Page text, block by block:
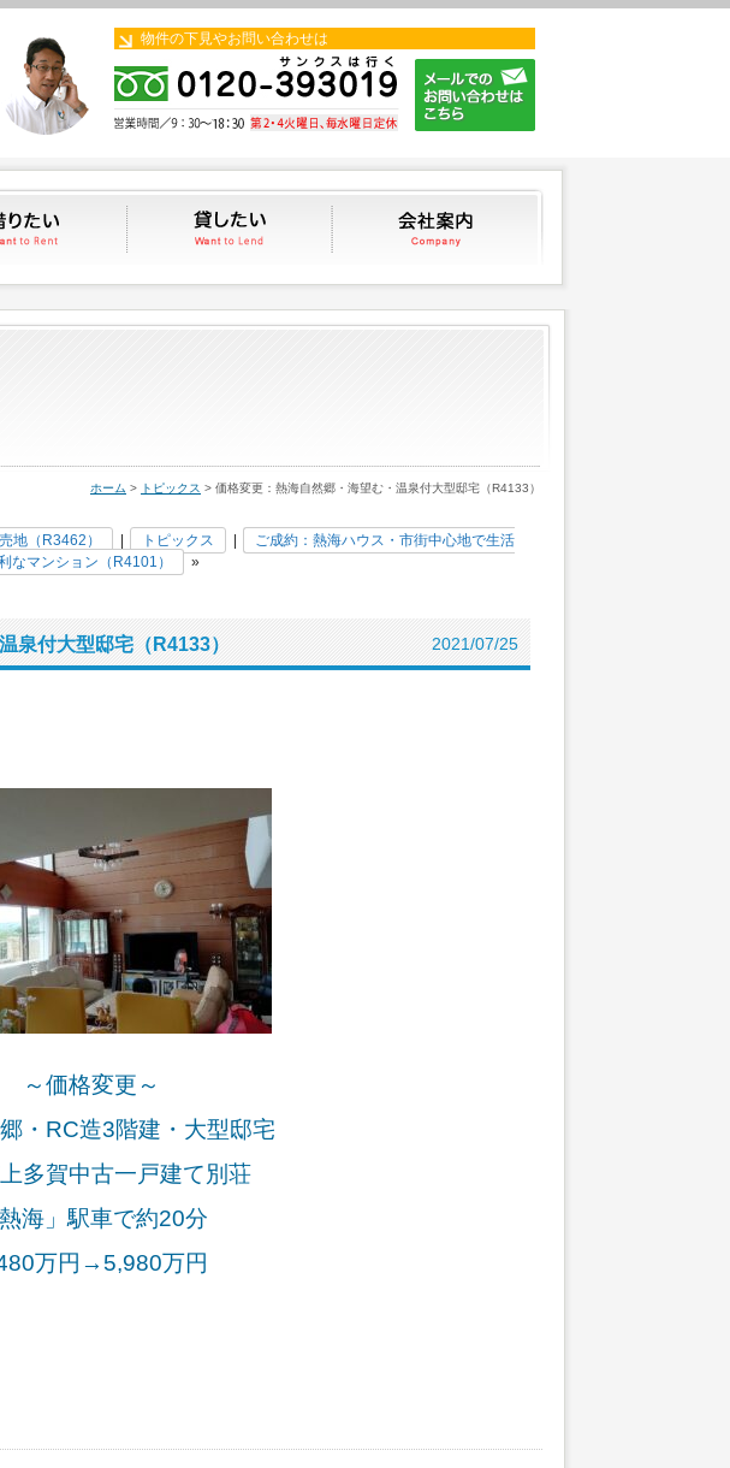
物件の下見やお問い合わせは
借りたい 貸したい
ホーム > トピックス > 価格変更：熱海自然郷・海望む・温泉付大型邸宅（R4133）
地（R3462） トピックス
ご成約：熱海ハウス・市街中心地で生活
なマンション（R4101）
»
泉付大型邸宅（R4133） 2021/07/25
～価格変更～
・RC造3階建・大型邸宅
多賀中古一戸建て別荘
熱海」駅車で約20分
万円→5,980万円